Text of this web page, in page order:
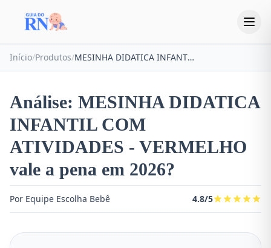
Início/Produtos/ MESINHA DIDATICA INFANTIL COM ATIVIDADES - VERMELHO
Análise: MESINHA DIDATICA
INFANTIL COM
ATIVIDADES - VERMELHO
vale a pena em 2026?
Por Equipe Escolha Bebê 4.8/5